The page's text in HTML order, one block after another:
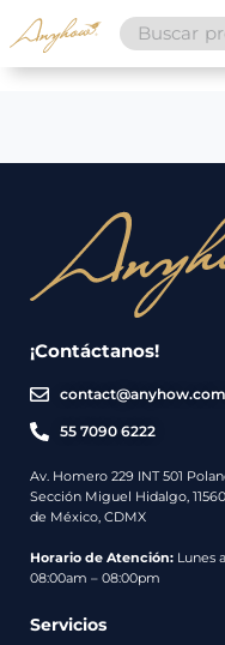
Search
for:
¡Contáctanos!
55 7090 6222
Av. Homero 229 INT 501
Sección Miguel Hidalgo,
de México, CDMX
Horario de Atención: Lunes
08:00am – 08:00pm
Servicios
Nosotros
Servicios
Envíos
Métodos
de
Catálogo
Regalos
Contacto